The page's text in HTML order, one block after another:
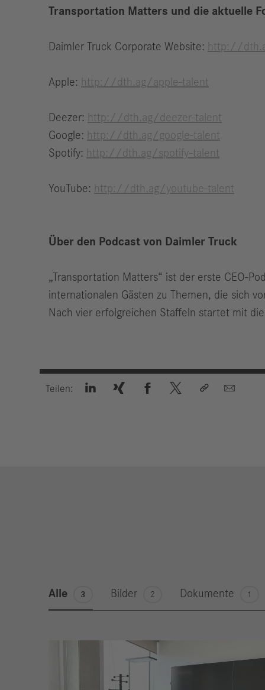
Transportation Matters und die aktuelle
Daimler Truck Corporate Website: http://
Apple: http://dth.ag/apple-talent
Deezer: http://dth.ag/deezer-talent
Google: http://dth.ag/google-talent
Spotify: http://dth.ag/spotify-talent
YouTube: http://dth.ag/youtube-talent
Über den Podcast von Daimler Truck
„Transportation Matters“ ist der erste CEO-
internationalen Gästen zu Themen, die sich
Nach vier erfolgreichen Staffeln startet mit
Teilen:      
Alle 3 Bilder 2 Dokumente 1